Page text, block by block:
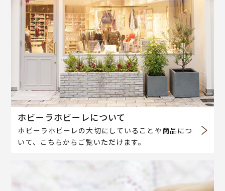
ホビーラホビーレについて
ホビーラホビーレの大切にしていることや商品につ
いて、こちらからご覧いただけます。